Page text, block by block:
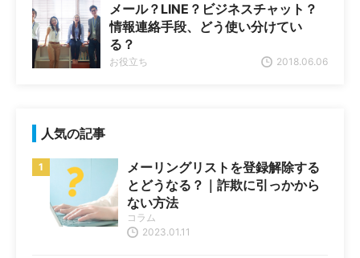
メール？LINE？ビジネスチャット？
情報連絡手段、どう使い分けてい
る？
2018.06.06
お役立ち
人気の記事
メーリングリストを登録解除する
とどうなる？｜詐欺に引っかから
ない方法
2023.01.11
コラム